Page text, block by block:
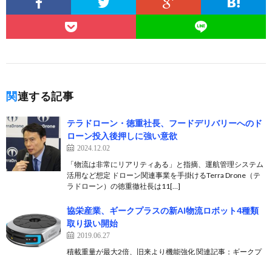
関連する記事
テラドローン・徳重社長、フードデリバリーへのド
ローン投入後押しに強い意欲
2024.12.02
「物流は非常にリアリティある」と指摘、運航管理システム
活用など想定 ドローン関連事業を手掛けるTerra Drone（テ
ラドローン）の徳重徹社長は11[…]
協栄産業、ギークプラスの新AI物流ロボット4種類
取り扱い開始
2019.06.27
積載重量が最大2倍、旧来より機能強化 関連記事：ギークプ